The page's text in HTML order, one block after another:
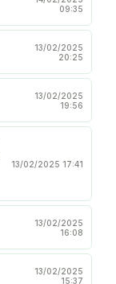
09:35
13/02/2025
20:25
13/02/2025
19:56
13/02/2025 17:41
13/02/2025
16:08
13/02/2025
15:37